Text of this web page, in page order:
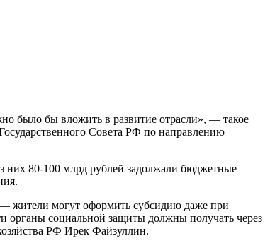
было бы вложить в развитие отрасли», — такое
Совета РФ по направлению
них 80-100 млрд рублей задолжали бюджетные
жители могут оформить субсидию даже при
органы социальной защиты должны получать через
РФ Ирек Файзуллин.